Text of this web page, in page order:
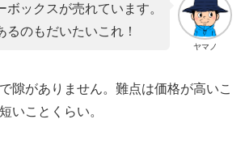
ヤマノ
ボックスが売れています。
るのもだいたいこれ！
隙がありません。難点は価格が高いこ
いことくらい。